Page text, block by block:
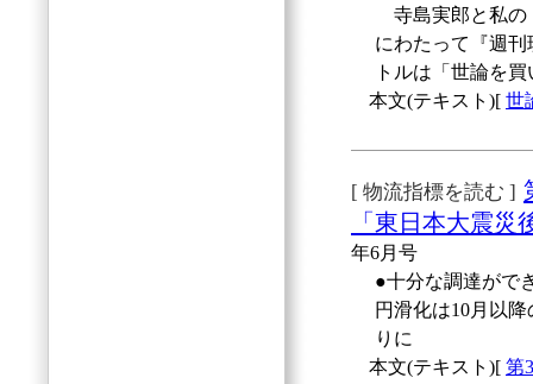
寺島実郎と私の
にわたって『週
トルは「世論を
本文(テキスト)[ 世
[ 物流指標を読む ]
「東日本大震
年6月号
●十分な調達がで
円滑化は10月以
りに
本文(テキスト)[ 第